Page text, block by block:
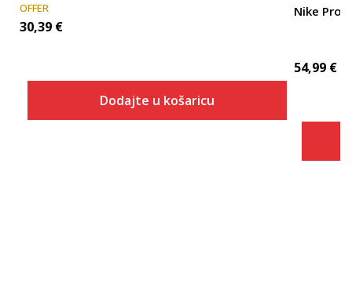
OFFER
30,39 €
Dodajte u košaricu
Nike Pro
54,99 €